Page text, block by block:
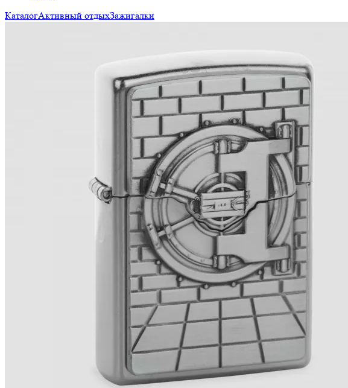
КаталогАктивный отдыхЗажигалки